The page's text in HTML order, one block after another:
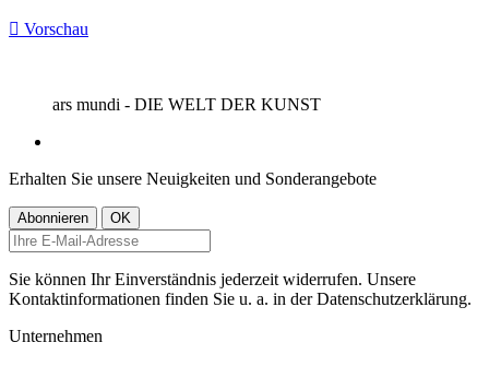
 Vorschau
ars mundi - DIE WELT DER KUNST
Erhalten Sie unsere Neuigkeiten und Sonderangebote
Sie können Ihr Einverständnis jederzeit widerrufen. Unsere
Kontaktinformationen finden Sie u. a. in der Datenschutzerklärung.
Unternehmen